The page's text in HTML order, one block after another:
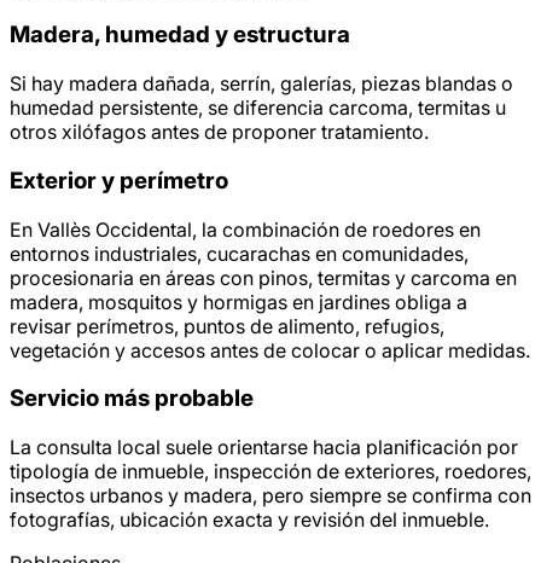
Madera, humedad y estructura
Si hay madera dañada, serrín, galerías, piezas blandas o
humedad persistente, se diferencia carcoma, termitas u
otros xilófagos antes de proponer tratamiento.
Exterior y perímetro
En Vallès Occidental, la combinación de roedores en
entornos industriales, cucarachas en comunidades,
procesionaria en áreas con pinos, termitas y carcoma en
madera, mosquitos y hormigas en jardines obliga a
revisar perímetros, puntos de alimento, refugios,
vegetación y accesos antes de colocar o aplicar medidas.
Servicio más probable
La consulta local suele orientarse hacia planificación por
tipología de inmueble, inspección de exteriores, roedores,
insectos urbanos y madera, pero siempre se confirma con
fotografías, ubicación exacta y revisión del inmueble.